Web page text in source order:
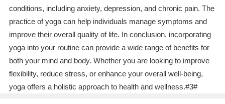
conditions, including anxiety, depression, and chronic pain. The
practice of yoga can help individuals manage symptoms and
improve their overall quality of life. In conclusion, incorporating
yoga into your routine can provide a wide range of benefits for
both your mind and body. Whether you are looking to improve
flexibility, reduce stress, or enhance your overall well-being,
yoga offers a holistic approach to health and wellness.#3#